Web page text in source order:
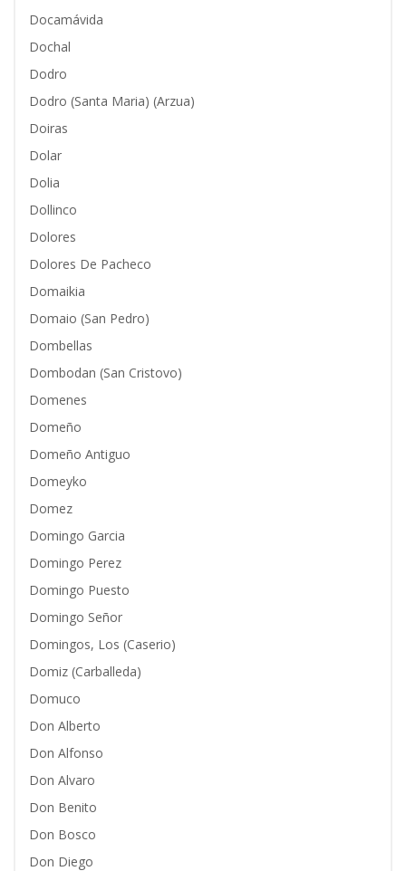
Docamávida
Dochal
Dodro
Dodro (Santa Maria) (Arzua)
Doiras
Dolar
Dolia
Dollinco
Dolores
Dolores De Pacheco
Domaikia
Domaio (San Pedro)
Dombellas
Dombodan (San Cristovo)
Domenes
Domeño
Domeño Antiguo
Domeyko
Domez
Domingo Garcia
Domingo Perez
Domingo Puesto
Domingo Señor
Domingos, Los (Caserio)
Domiz (Carballeda)
Domuco
Don Alberto
Don Alfonso
Don Alvaro
Don Benito
Don Bosco
Don Diego